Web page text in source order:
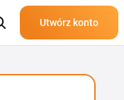
Utwórz konto